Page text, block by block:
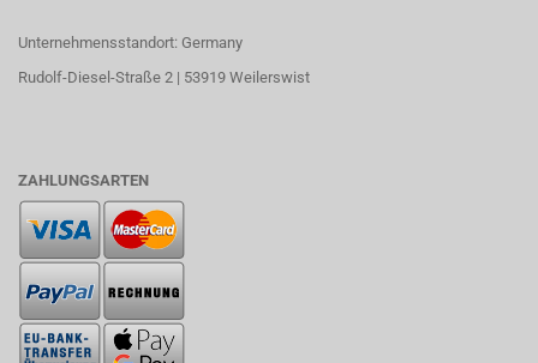
Unternehmensstandort: Germany
Rudolf-Diesel-Straße 2 | 53919 Weilerswist
ZAHLUNGSARTEN